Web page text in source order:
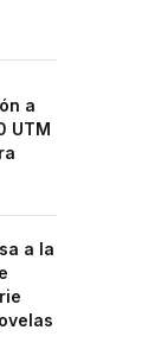
a
UTM
a la